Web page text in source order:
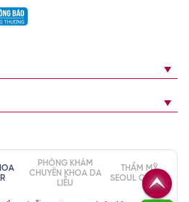
PHÒNG KHÁM
CHUYÊN KHOA DA
LIỄU
THẨM MỸ
SEOUL CENTER